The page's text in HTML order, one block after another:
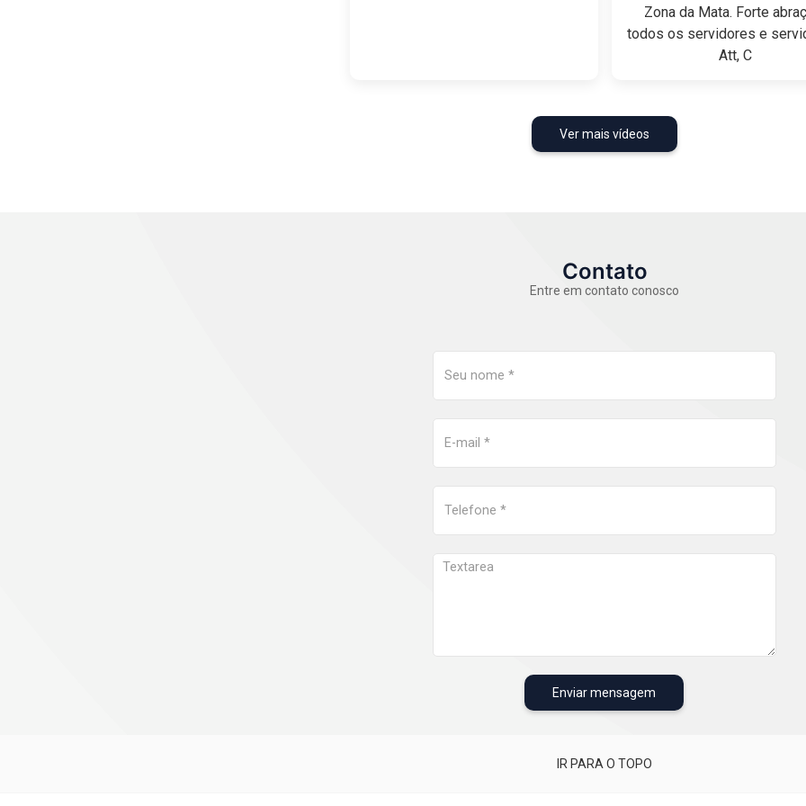
Zona da Mata. Forte
todos os servidores e
Att, C
Ver mais vídeos
Contato
Entre em contato conosco
Enviar mensagem
IR PARA O TOPO